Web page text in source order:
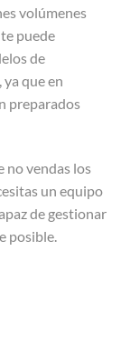
volúmenes
puede
de
que en
preparados
no vendas los
un equipo
de gestionar
posible.